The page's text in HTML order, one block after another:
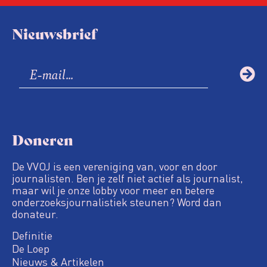
Nieuwsbrief
Doneren
De VVOJ is een vereniging van, voor en door
journalisten. Ben je zelf niet actief als journalist,
maar wil je onze lobby voor meer en betere
onderzoeksjournalistiek steunen? Word dan
donateur.
Definitie
De Loep
Nieuws & Artikelen